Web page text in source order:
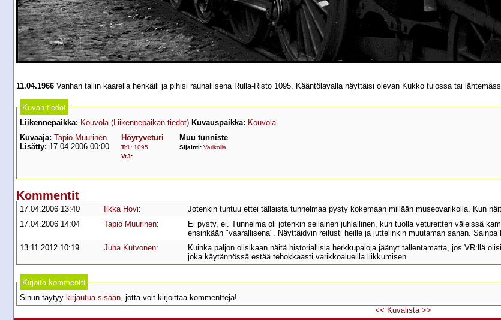
11.04.1966 Vanhan tallin kaarella henkäili ja pihisi rauhallisena Rulla-Risto 1095. Kääntölavalla näyttäisi olevan Kukko tulossa tai
Kuvan tiedot
Liikennepaikka: Kouvola(Liikennepaikan tiedot) Kuvauspaikka: Kouvola
Kuvaaja: Tapio Muurinen
Lisätty: 17.04.2006 00:00
Höyryveturi
Tr1 : 1095
Vr3:
Muu tunniste
Sijainti: Varikolla
Kommentit
17.04.2006 13:40 Ilkka Hovi:
Jotenkin tuntuu ettei tällaista tunnelmaa pysty kokemaan millään museovarikolla. Kun
17.04.2006 14:04
Tapio Muurinen:
Ei pysty, ei. Tunnelma oli jotenkin sellainen juhlallinen, kun tuolla vetureitten väleissä
ensinkään "vaarallisena". Näyttäidyin reilusti heille ja juttelinkin muutaman sanan.
13.11.2012 10:19
Juha Kutvonen:
Kuinka paljon olisikaan näitä historiallisia herkkupaloja jäänyt tallentamatta, jos VR:llä
joka käytännössä estää tehokkaasti varikkoalueilla liikkumisen.
Kirjoita kommentti
Sinun täytyy kirjautua sisään, jotta voit kirjoittaa kommentteja!
<< Kuvalista >>